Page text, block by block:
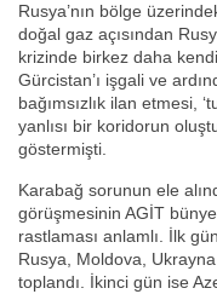
Rusya’nın bölge
doğal gaz açısından
krizinde birkez daha
Gürcistan’ı işgali ve
bağımsızlık ilan etmesi,
yanlısı bir koridorun
göstermişti.
Karabağ sorunun ele
görüşmesinin AGİT
rastlaması anlamlı. İlk
Rusya, Moldova,
toplandı. İkinci gün ise